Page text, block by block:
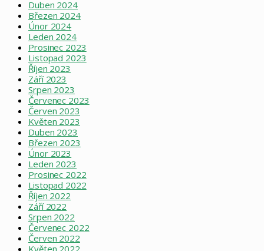
Duben 2024
Březen 2024
Únor 2024
Leden 2024
Prosinec 2023
Listopad 2023
Říjen 2023
Září 2023
Srpen 2023
Červenec 2023
Červen 2023
Květen 2023
Duben 2023
Březen 2023
Únor 2023
Leden 2023
Prosinec 2022
Listopad 2022
Říjen 2022
Září 2022
Srpen 2022
Červenec 2022
Červen 2022
Květen 2022